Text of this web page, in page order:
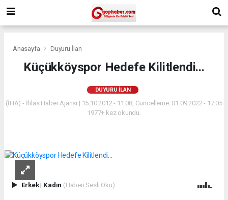
Anasayfa Duyuru İlan
Küçükköyspor Hedefe Kilitlendi...
DUYURU İLAN
(İHA) - İhlas Haber Ajansı | 15.10.2012 - 11:08, Güncelleme: 01.09.2022 - 17:05
1977+ kez okundu.
Erkek| Kadın (Haberi Sesli Oku)